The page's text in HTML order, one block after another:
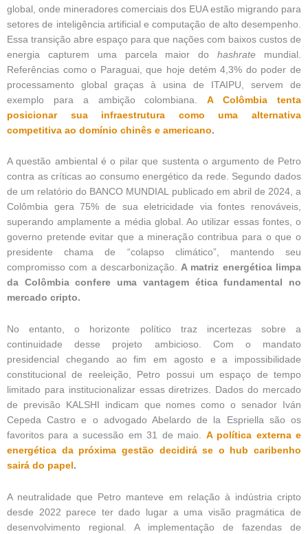
global, onde mineradores comerciais dos EUA estão migrando para
setores de inteligência artificial e computação de alto desempenho.
Essa transição abre espaço para que nações com baixos custos de
energia capturem uma parcela maior dohashrate mundial.
Referências como o Paraguai, que hoje detém 4,3% do poder de
processamento global graças à usina de ITAIPU, servem de
exemplo para a ambição colombiana.A Colômbia tenta
posicionar sua infraestrutura como uma alternativa
competitiva ao domínio chinês e americano.
A questão ambiental é o pilar que sustenta o argumento de Petro
contra as críticas ao consumo energético da rede. Segundo dados
de um relatório do BANCO MUNDIAL publicado em abril de 2024, a
Colômbia gera 75% de sua eletricidade via fontes renováveis,
superando amplamente a média global. Ao utilizar essas fontes, o
governo pretende evitar que a mineração contribua para o que o
presidente chama de “colapso climático”, mantendo seu
compromisso com a descarbonização.A matriz energética limpa
da Colômbia confere uma vantagem ética fundamental no
mercado cripto.
No entanto, o horizonte político traz incertezas sobre a
continuidade desse projeto ambicioso. Com o mandato
presidencial chegando ao fim em agosto e a impossibilidade
constitucional de reeleição, Petro possui um espaço de tempo
limitado para institucionalizar essas diretrizes. Dados do mercado
de previsão KALSHI indicam que nomes como o senador Iván
Cepeda Castro e o advogado Abelardo de la Espriella são os
favoritos para a sucessão em 31 de maio. A política externa e
energética da próxima gestão decidirá se o hub caribenho
sairá do papel .
A neutralidade que Petro manteve em relação à indústria cripto
desde 2022 parece ter dado lugar a uma visão pragmática de
desenvolvimento regional. A implementação de fazendas de